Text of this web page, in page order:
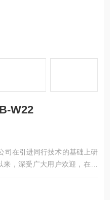
W22
司在引进同行技术的基础上研
，深受广大用户欢迎，在全
了满意的实际效果。